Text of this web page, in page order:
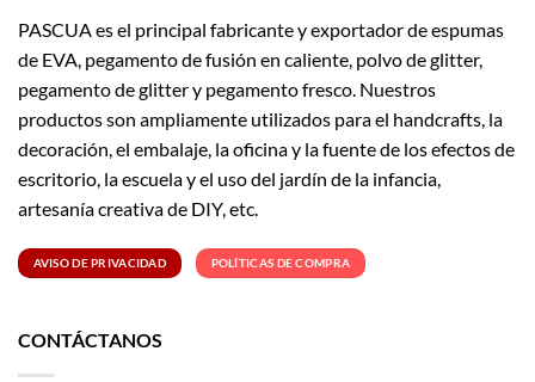
PASCUA es el principal fabricante y exportador de espumas
de EVA, pegamento de fusión en caliente, polvo de glitter,
pegamento de glitter y pegamento fresco. Nuestros
productos son ampliamente utilizados para el handcrafts, la
decoración, el embalaje, la oficina y la fuente de los efectos de
escritorio, la escuela y el uso del jardín de la infancia,
artesanía creativa de DIY, etc.
AVISO DE PRIVACIDAD POLÍTICAS DE COMPRA
CONTÁCTANOS